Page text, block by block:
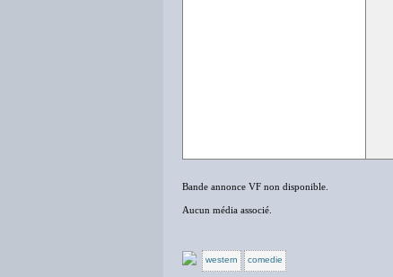
Bande annonce VF non disponible.
Aucun média associé.
western comedie